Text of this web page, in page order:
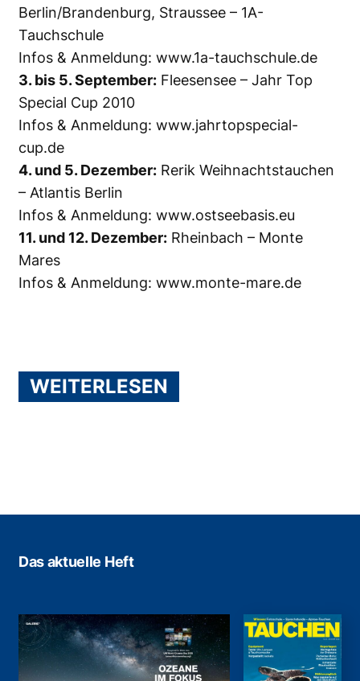
Berlin/Brandenburg, Straussee – 1A-
Tauchschule
Infos & Anmeldung: www.1a-tauchschule.de
3. bis 5. September: Fleesensee – Jahr Top
Special Cup 2010
Infos & Anmeldung: www.jahrtopspecial-
cup.de
4. und 5. Dezember: Rerik Weihnachtstauchen
– Atlantis Berlin
Infos & Anmeldung: www.ostseebasis.eu
11. und 12. Dezember: Rheinbach – Monte
Mares
Infos & Anmeldung: www.monte-mare.de
WEITERLESEN
Das aktuelle Heft